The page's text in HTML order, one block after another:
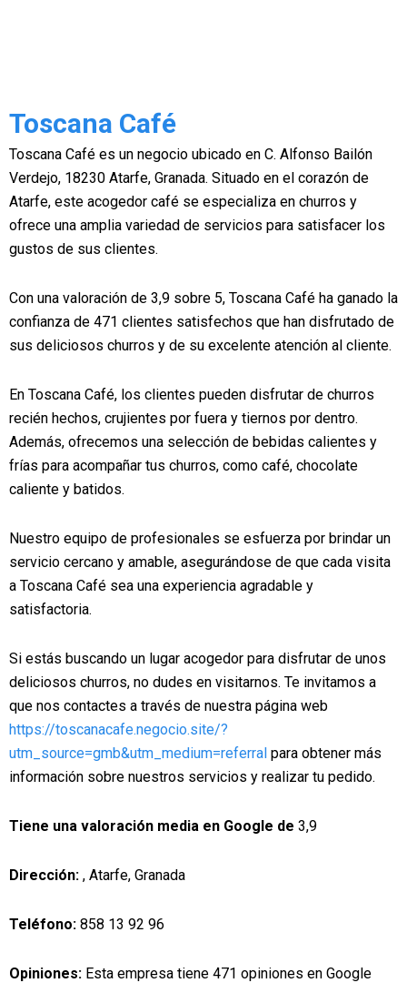
Toscana Café
Toscana Café es un negocio ubicado en C. Alfonso Bailón
Verdejo, 18230 Atarfe, Granada. Situado en el corazón de
Atarfe, este acogedor café se especializa en churros y
ofrece una amplia variedad de servicios para satisfacer los
gustos de sus clientes.
Con una valoración de 3,9 sobre 5, Toscana Café ha ganado la
confianza de 471 clientes satisfechos que han disfrutado de
sus deliciosos churros y de su excelente atención al cliente.
En Toscana Café, los clientes pueden disfrutar de churros
recién hechos, crujientes por fuera y tiernos por dentro.
Además, ofrecemos una selección de bebidas calientes y
frías para acompañar tus churros, como café, chocolate
caliente y batidos.
Nuestro equipo de profesionales se esfuerza por brindar un
servicio cercano y amable, asegurándose de que cada visita
a Toscana Café sea una experiencia agradable y
satisfactoria.
Si estás buscando un lugar acogedor para disfrutar de unos
deliciosos churros, no dudes en visitarnos. Te invitamos a
que nos contactes a través de nuestra página web
https://toscanacafe.negocio.site/?
utm_source=gmb&utm_medium=referral para obtener más
información sobre nuestros servicios y realizar tu pedido.
Tiene una valoración media en Google de 3,9
Dirección: , Atarfe, Granada
Teléfono: 858 13 92 96
Opiniones: Esta empresa tiene 471 opiniones en Google